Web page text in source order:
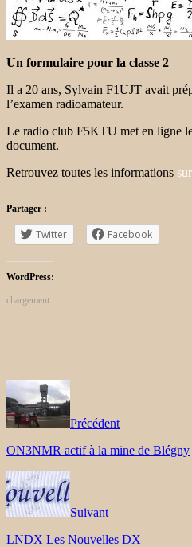
Un formulaire pour la classe 2
Il a 20 ans, Sylvain F1UJT avait
l’examen radioamateur.
Le radio club F5KTU met en ligne
document.
Retrouvez toutes les informations
Partager :
Twitter Facebook
WordPress:
chargement…
Précédent
ON3NMR actif à la mine de Blégny
Suivant
LNDX Les Nouvelles DX